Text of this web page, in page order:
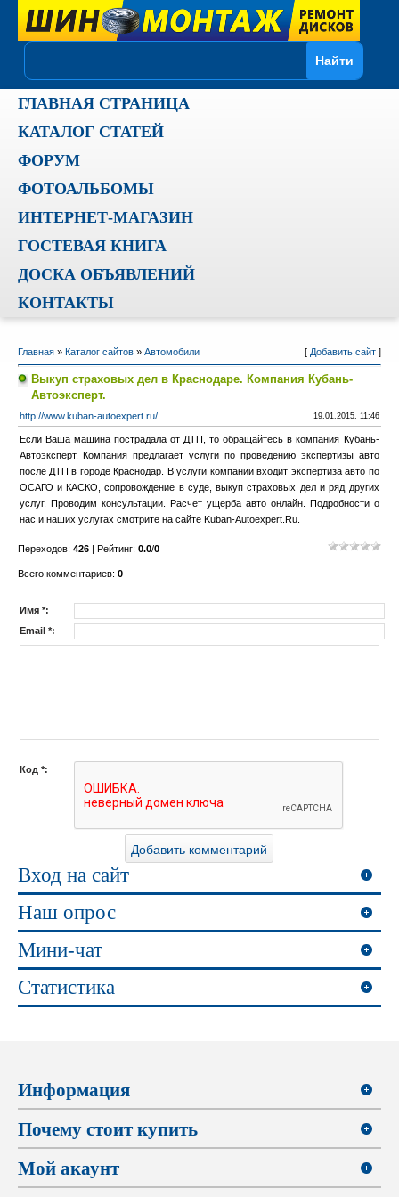
ГЛАВНАЯ СТРАНИЦА
КАТАЛОГ СТАТЕЙ
ФОРУМ
ФОТОАЛЬБОМЫ
ИНТЕРНЕТ-МАГАЗИН
ГОСТЕВАЯ КНИГА
ДОСКА ОБЪЯВЛЕНИЙ
КОНТАКТЫ
Главная» Каталог сайтов» Автомобили [ Добавить сайт]
Выкуп страховых дел в Краснодаре. Компания Кубань-
Автоэксперт.
http://www.kuban-autoexpert.ru/ 19.01.2015, 11:46
Если Ваша машина пострадала от ДТП, то обращайтесь в компания Кубань-
Автоэксперт. Компания предлагает услуги по проведению экспертизы авто
после ДТП в городе Краснодар. В услуги компании входит экспертиза авто по
ОСАГО и КАСКО, сопровождение в суде, выкуп страховых дел и ряд других
услуг. Проводим консультации. Расчет ущерба авто онлайн. Подробности о
нас и наших услугах смотрите на сайте Kuban-Autoexpert.Ru.
Переходов: 426| Рейтинг: 0.0/0
Всего комментариев: 0
Имя *:
Email *:
Код *:
Вход на сайт
Наш опрос
Мини-чат
Статистика
Информация
Почему стоит купить
Мой акаунт